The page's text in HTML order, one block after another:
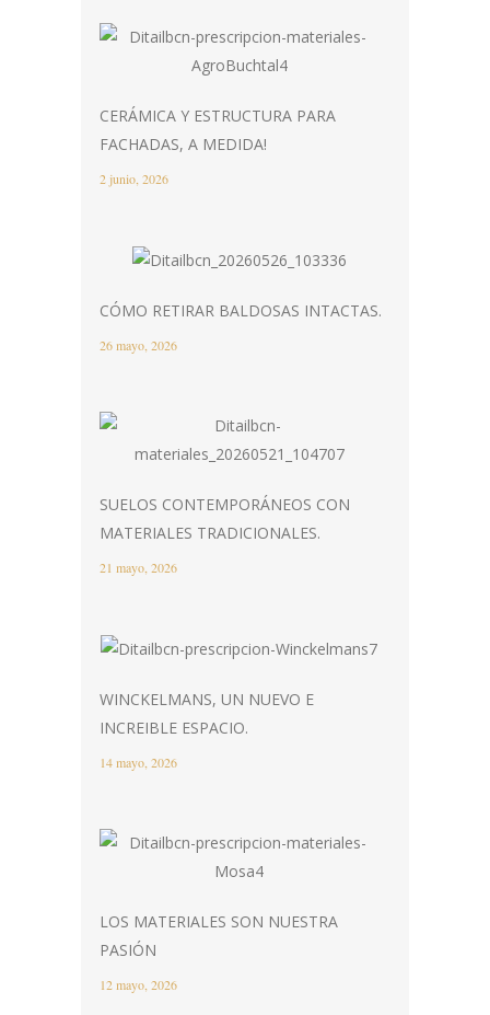
CERÁMICA Y ESTRUCTURA PARA
FACHADAS, A MEDIDA!
2 junio, 2026
CÓMO RETIRAR BALDOSAS INTACTAS.
26 mayo, 2026
SUELOS CONTEMPORÁNEOS CON
MATERIALES TRADICIONALES.
21 mayo, 2026
WINCKELMANS, UN NUEVO E
INCREIBLE ESPACIO.
14 mayo, 2026
LOS MATERIALES SON NUESTRA
PASIÓN
12 mayo, 2026